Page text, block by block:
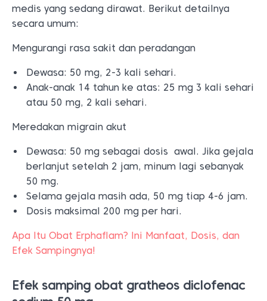
medis yang sedang dirawat. Berikut detailnya
secara umum:
Mengurangi rasa sakit dan peradangan
Dewasa: 50 mg, 2-3 kali sehari.
Anak-anak 14 tahun ke atas: 25 mg 3 kali sehari
atau 50 mg, 2 kali sehari.
Meredakan migrain akut
Dewasa: 50 mg sebagai dosis awal. Jika gejala
berlanjut setelah 2 jam, minum lagi sebanyak
50 mg.
Selama gejala masih ada, 50 mg tiap 4-6 jam.
Dosis maksimal 200 mg per hari.
Apa Itu Obat Erphaflam? Ini Manfaat, Dosis, dan
Efek Sampingnya!
Efek samping obat gratheos diclofenac